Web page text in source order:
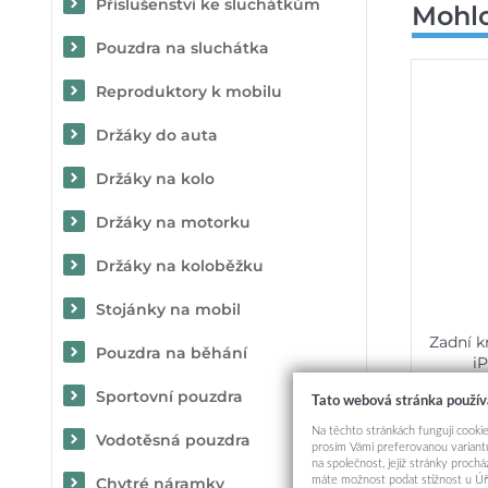
Příslušenství ke sluchátkům
Pouzdra na sluchátka
Reproduktory k mobilu
Držáky do auta
Držáky na kolo
Držáky na motorku
Držáky na koloběžku
Stojánky na mobil
Pouzdra na běhání
Sportovní pouzdra
Vodotěsná pouzdra
Chytré náramky
Zadní
Tato webová stránka
Na těchto stránkách fungují
prosím Vámi preferovanou
na společnost, jejíž stránky
máte možnost podat stížnost u